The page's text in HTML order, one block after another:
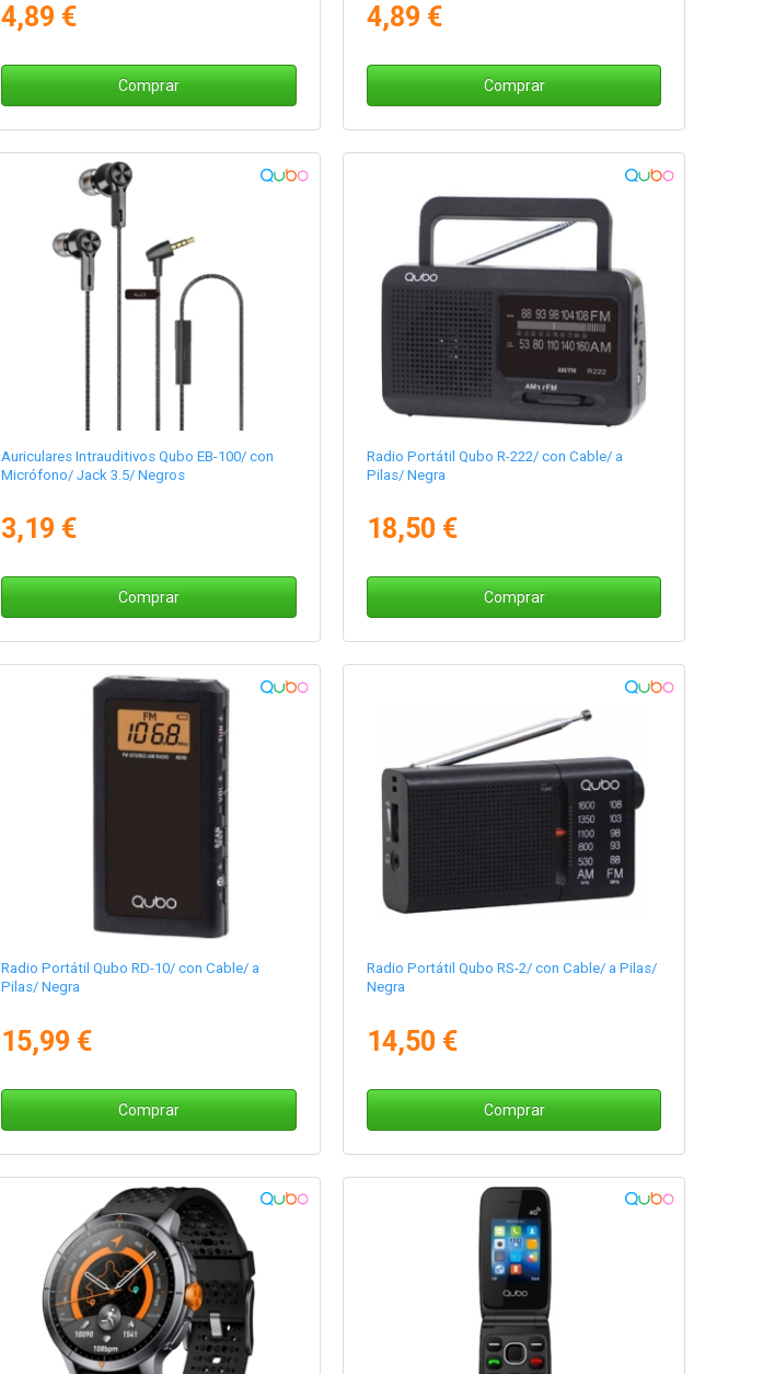
4,89 €
Comprar
4,89 €
Comprar
Auriculares Intrauditivos Qubo EB-100/ con
Micrófono/ Jack 3.5/ Negros
3,19 €
Comprar
Radio Portátil Qubo R-222/ con Cable/ a
Pilas/ Negra
18,50 €
Comprar
Radio Portátil Qubo RD-10/ con Cable/ a
Pilas/ Negra
15,99 €
Comprar
Radio Portátil Qubo RS-2/ con Cable/ a Pilas/
Negra
14,50 €
Comprar